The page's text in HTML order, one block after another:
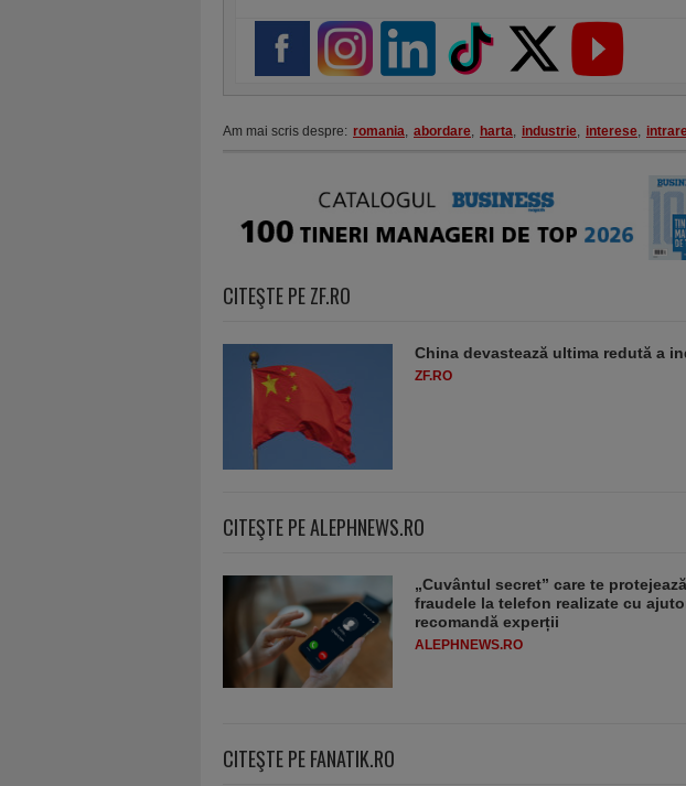
Am mai scris despre: romania, abordare, harta, industrie, interese,
CITEŞTE PE ZF.RO
China devastează ultima redută a
ZF.RO
CITEŞTE PE ALEPHNEWS.RO
„Cuvântul secret” care te
fraudele la telefon realizate cu
recomandă experții
ALEPHNEWS.RO
CITEŞTE PE FANATIK.RO